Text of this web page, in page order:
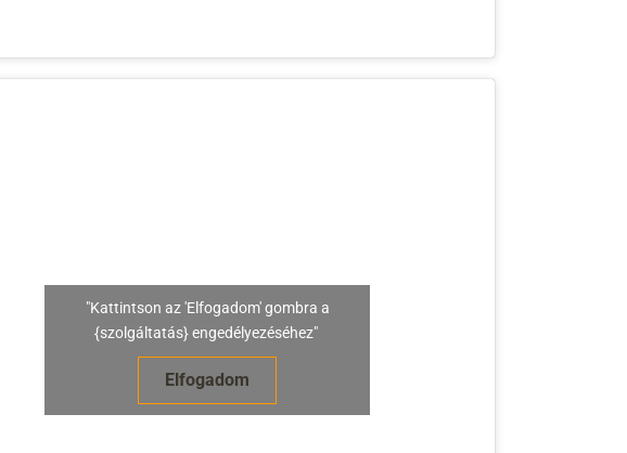
"Kattintson az 'Elfogadom' gombra a
{szolgáltatás} engedélyezéséhez"
Elfogadom